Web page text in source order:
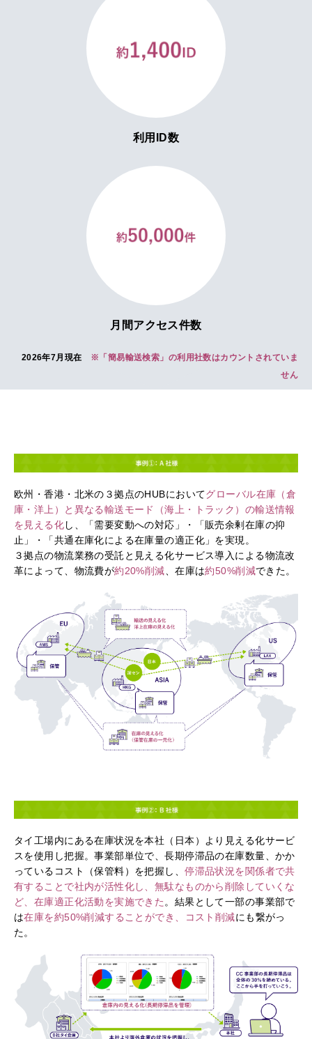
利用ID数
月間アクセス件数
2026年7月現在 ※「簡易輸送検索」の利用社数はカウントされていま
せん
欧州・香港・北米の３拠点のHUBにおいてグローバル在庫（倉
庫・洋上）と異なる輸送モード（海上・トラック）の輸送情報
を見える化し、「需要変動への対応」・「販売余剰在庫の抑
止」・「共通在庫化による在庫量の適正化」を実現。
３拠点の物流業務の受託と見える化サービス導入による物流改
革によって、物流費が約20%削減 、在庫は約50%削減できた。
タイ工場内にある在庫状況を本社（日本）より見える化サービ
スを使用し把握。事業部単位で、長期停滞品の在庫数量、かか
っているコスト（保管料）を把握し、停滞品状況を関係者で共
有することで社内が活性化し、無駄なものから削除していくな
ど、在庫適正化活動を実施できた。結果として一部の事業部で
は在庫を約50%削減することができ、コスト削減にも繋がっ
た。